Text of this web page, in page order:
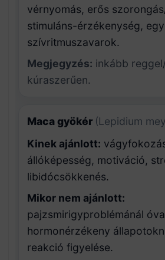
vérnyomás, erős
stimuláns-érzékenység,
szívritmuszavarok.
Megjegyzés: inkább
kúraszerűen.
Maca gyökér (Lepidium
Kinek ajánlott:
állóképesség, motiváció,
libidócsökkenés.
Mikor nem ajánlott:
pajzsmirigyproblémánál
hormonérzékeny
reakció figyelése.